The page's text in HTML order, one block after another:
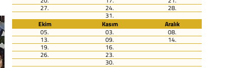
27. 24. 28.
31.
Ekim
Kasım
Aralık
05.
03. 08.
13. 09. 14.
19. 16.
26. 23.
30.